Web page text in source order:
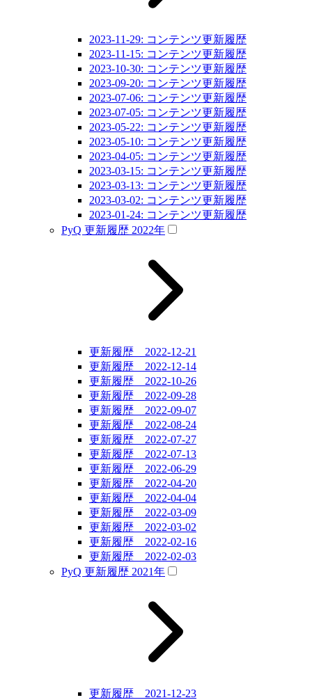
2023-11-29: コンテンツ更新履歴
2023-11-15: コンテンツ更新履歴
2023-10-30: コンテンツ更新履歴
2023-09-20: コンテンツ更新履歴
2023-07-06: コンテンツ更新履歴
2023-07-05: コンテンツ更新履歴
2023-05-22: コンテンツ更新履歴
2023-05-10: コンテンツ更新履歴
2023-04-05: コンテンツ更新履歴
2023-03-15: コンテンツ更新履歴
2023-03-13: コンテンツ更新履歴
2023-03-02: コンテンツ更新履歴
2023-01-24: コンテンツ更新履歴
PyQ 更新履歴 2022年
更新履歴 2022-12-21
更新履歴 2022-12-14
更新履歴 2022-10-26
更新履歴 2022-09-28
更新履歴 2022-09-07
更新履歴 2022-08-24
更新履歴 2022-07-27
更新履歴 2022-07-13
更新履歴 2022-06-29
更新履歴 2022-04-20
更新履歴 2022-04-04
更新履歴 2022-03-09
更新履歴 2022-03-02
更新履歴 2022-02-16
更新履歴 2022-02-03
PyQ 更新履歴 2021年
更新履歴 2021-12-23